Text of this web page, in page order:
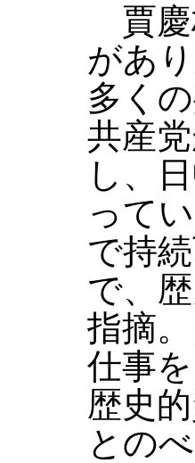
賈慶
があ
多く
共産
し、
って
で持
で、
指摘
仕事
歴史
との